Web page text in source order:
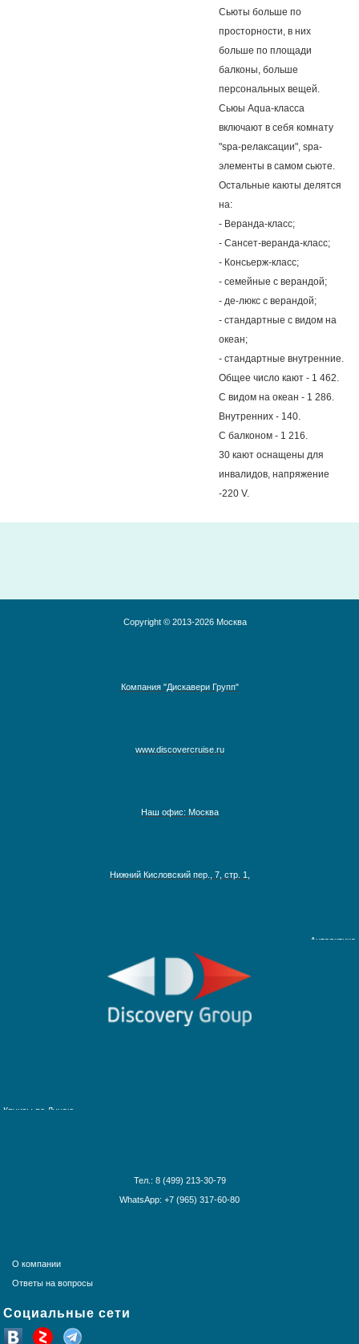
Сьюты больше по
просторности, в них
больше по площади
балконы, больше
персональных вещей.
Сьюы Aqua-класса
включают в себя комнату
"spa-релаксации", spa-
элементы в самом сьюте.
Остальные каюты делятся
на:
- Веранда-класс;
- Сансет-веранда-класс;
- Консьерж-класс;
- семейные с верандой;
- де-люкс с верандой;
- стандартные с видом на
океан;
- стандартные внутренние.
Общее число кают - 1 462.
С видом на океан - 1 286.
Внутренних - 140.
С балконом - 1 216.
30 кают оснащены для
инвалидов, напряжение
-220 V.
Copyright © 2013-2026 Москва
Компания "Дискавери Групп"
www.discovercruise.ru
Наш офис: Москва
Нижний Кисловский пер., 7, стр. 1,Австралия, Азия, Новая Зеландия
Круизы из Санкт-Петербурга
Тел.: 8 (499) 213-30-79
WhatsApp: +7 (965) 317-60-80
О компании
Ответы на вопросы
Социальные сети